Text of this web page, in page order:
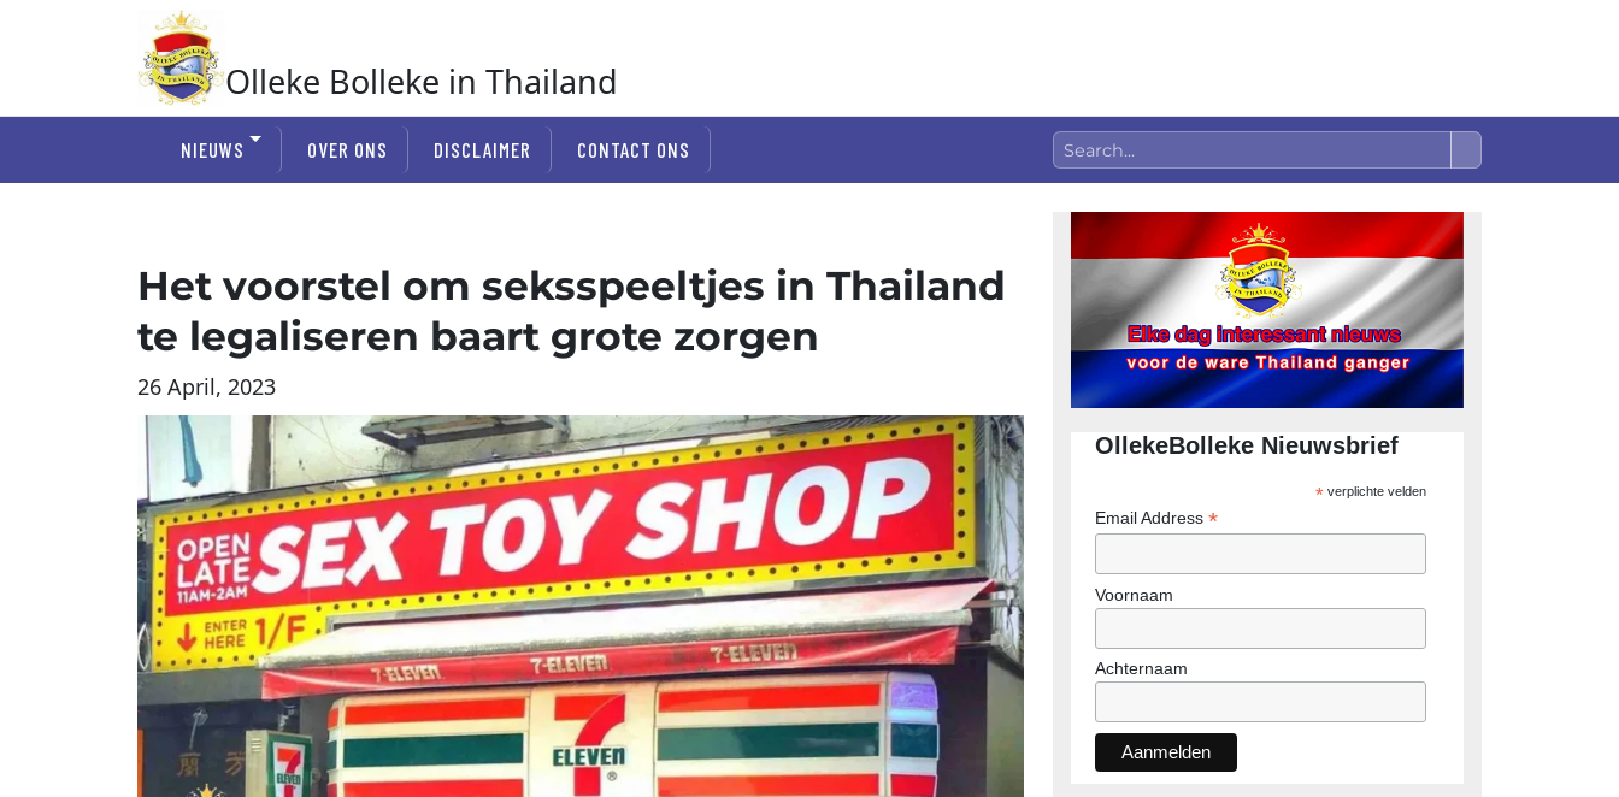
Olleke Bolleke in Thailand
NIEUWS OVER ONS DISCLAIMER CONTACT ONS
Het voorstel om seksspeeltjes in Thailand
te legaliseren baart grote zorgen
26 April, 2023
OllekeBolleke Nieuwsbrief
*verplichte velden
Email Address *
Voornaam
Achternaam